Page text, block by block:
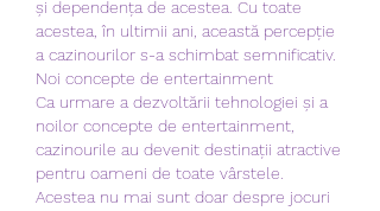
și dependența de acestea. Cu toate
acestea, în ultimii ani, această percepție
a cazinourilor s-a schimbat semnificativ.
Noi concepte de entertainment
Ca urmare a dezvoltării tehnologiei și a
noilor concepte de entertainment,
cazinourile au devenit destinații atractive
pentru oameni de toate vârstele.
Acestea nu mai sunt doar despre jocuri